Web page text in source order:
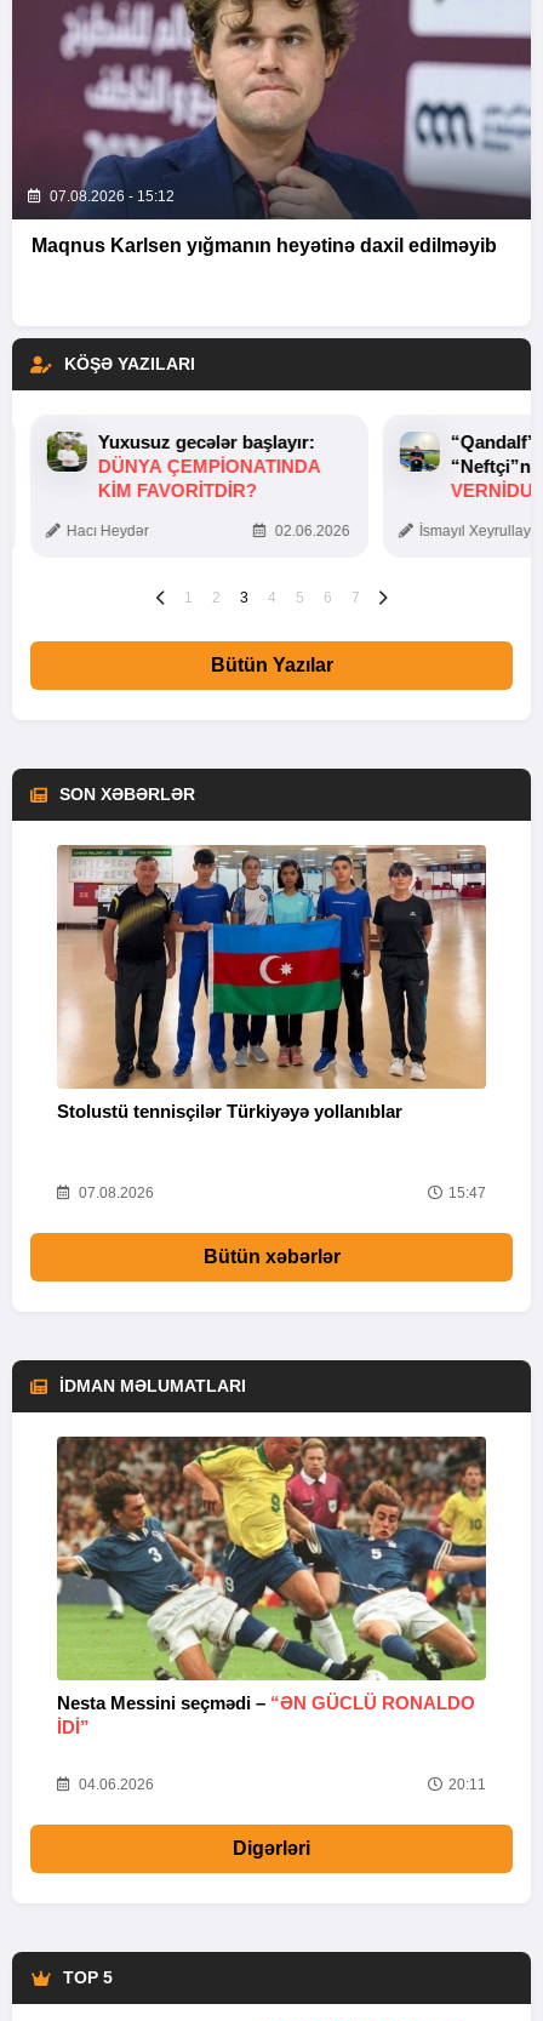
07.08.2026 - 15:12
Maqnus Karlsen yığmanın heyətinə daxil edilməyib
KÖŞƏ YAZILARI
Yuxusuz gecələr başlayır:
DÜNYA ÇEMPIONATINDA
KIM FAVORITDIR?
Hacı Heydər 02.06.2026 İsmayıl
1 2 3 4 5 6 7
Bütün Yazılar
SON XƏBƏRLƏR
Stolustü tennisçilər Türkiyəyə yollanıblar
07.08.2026 15:47
Bütün xəbərlər
İDMAN MƏLUMATLARI
Nesta Messini seçmədi – “ƏN GÜCLÜ RONALDO
IDI”
04.06.2026 20:11
Digərləri
TOP 5